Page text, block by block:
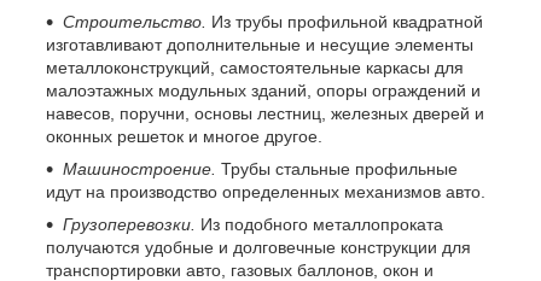
Строительство. Из трубы профильной квадратной
изготавливают дополнительные и несущие элементы
металлоконструкций, самостоятельные каркасы для
малоэтажных модульных зданий, опоры ограждений и
навесов, поручни, основы лестниц, железных дверей и
оконных решеток и многое другое.
Машиностроение. Трубы стальные профильные
идут на производство определенных механизмов авто.
Грузоперевозки. Из подобного металлопроката
получаются удобные и долговечные конструкции для
транспортировки авто, газовых баллонов, окон и